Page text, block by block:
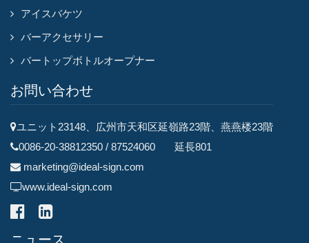
アイスバケツ
バーアクセサリー
バートップボトルオープナー
お問い合わせ
ユニット23148、広州市天和区延嶺路23階、燕燕楼23階
0086-20-38812350 / 87524060 延長801
marketing@ideal-sign.com
www.ideal-sign.com
ニュース